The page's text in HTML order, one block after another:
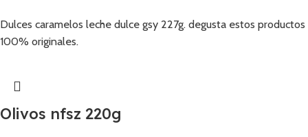
Dulces caramelos leche dulce gsy 227g. degusta estos productos
100% originales.
Olivos nfsz 220g